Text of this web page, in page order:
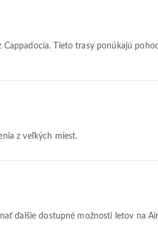
Cappadocia. Tieto trasy ponúkajú
z veľkých miest.
ďalšie dostupné možnosti letov na